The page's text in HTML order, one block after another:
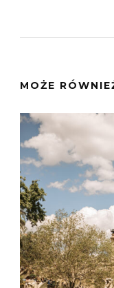
MOŻE